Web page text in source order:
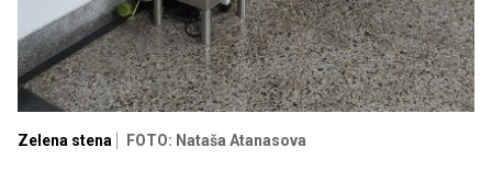
Zelena stena FOTO: Nataša Atanasova